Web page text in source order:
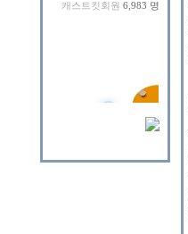
캐스트킷회원 6,983 명